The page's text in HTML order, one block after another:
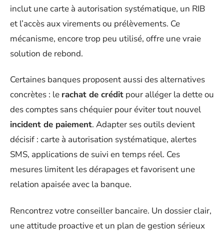
inclut une carte à autorisation systématique, un RIB
et l’accès aux virements ou prélèvements. Ce
mécanisme, encore trop peu utilisé, offre une vraie
solution de rebond.
Certaines banques proposent aussi des alternatives
concrètes : le rachat de crédit pour alléger la dette ou
des comptes sans chéquier pour éviter tout nouvel
incident de paiement. Adapter ses outils devient
décisif : carte à autorisation systématique, alertes
SMS, applications de suivi en temps réel. Ces
mesures limitent les dérapages et favorisent une
relation apaisée avec la banque.
Rencontrez votre conseiller bancaire. Un dossier clair,
une attitude proactive et un plan de gestion sérieux